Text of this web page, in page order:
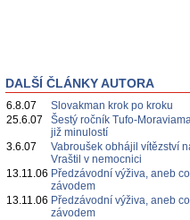
DALŠÍ ČLÁNKY AUTORA
6.8.07
Slovakman krok po kroku
25.6.07
Šestý ročník Tufo-
již minulostí
3.6.07
Vabroušek obhájil vítězství
Vraštil v nemocnici
13.11.06 Předzávodní výživa, aneb
závodem
13.11.06 Předzávodní výživa, aneb
závodem